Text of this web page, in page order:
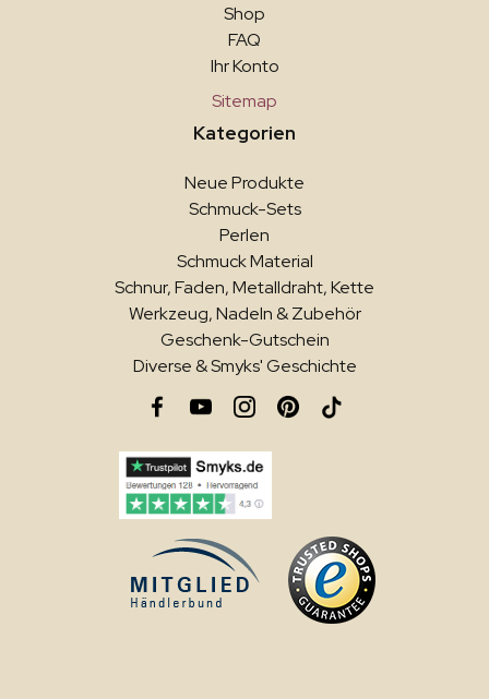
Shop
FAQ
Ihr Konto
Sitemap
Kategorien
Neue Produkte
Schmuck-Sets
Perlen
Schmuck Material
Schnur, Faden, Metalldraht, Kette
Werkzeug, Nadeln & Zubehör
Geschenk-Gutschein
Diverse & Smyks' Geschichte